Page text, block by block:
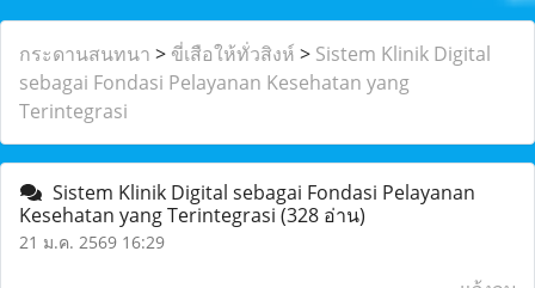
กระดานสนทนา > ขี่เสือให้ทั่วสิงห์ > Sistem Klinik Digital
sebagai Fondasi Pelayanan Kesehatan yang
Terintegrasi
Sistem Klinik Digital sebagai Fondasi Pelayanan
Kesehatan yang Terintegrasi (328 อ่าน)
21 ม.ค. 2569 16:29